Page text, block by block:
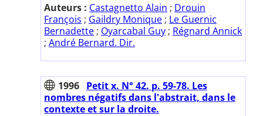
Auteurs : Castagnetto Alain ; Drouin
François ; Gaildry Monique ; Le Guernic
Bernadette ; Oyarcabal Guy ; Régnard Annick
; André Bernard. Dir.
1996 Petit x. N° 42. p. 59-78. Les
nombres négatifs dans l'abstrait, dans le
contexte et sur la droite.